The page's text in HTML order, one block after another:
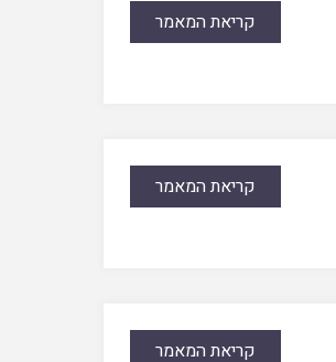
קריאת המאמר
קריאת המאמר
קריאת המאמר